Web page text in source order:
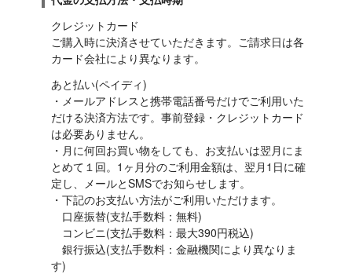
クレジットカード
ご購入時に決済させていただきます。ご請求日は各
カード会社により異なります。
あと払い(ペイディ)
・メールアドレスと携帯電話番号だけでご利用いた
だける決済方法です。事前登録・クレジットカード
は必要ありません。
・月に何回お買い物をしても、お支払いは翌月にま
とめて１回。1ヶ月分のご利用金額は、翌月1日に確
定し、メールとSMSでお知らせします。
・下記のお支払い方法がご利用いただけます。
口座振替(支払手数料：無料)
コンビニ(支払手数料：最大390円税込)
銀行振込(支払手数料：金融機関により異なりま
す)